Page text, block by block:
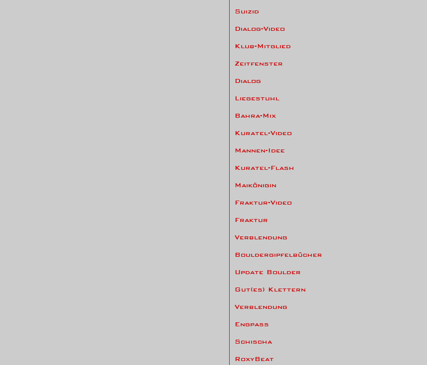
Suizid
Dialog-Video
Klub-Mitglied
Zeitfenster
Dialog
Liegestuhl
Bahra-Mix
Kuratel-Video
Mannen-Idee
Kuratel-Flash
Maikönigin
Fraktur-Video
Fraktur
Verblendung
Bouldergipfelbücher
Update Boulder
Gut(es) Klettern
Verblendung
Engpass
Schischa
RoxyBeat